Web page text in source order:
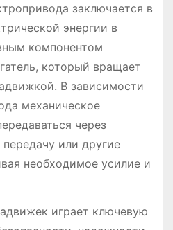
заключается в
энергии в
компонентом
который вращает
В зависимости
механическое
через
или другие
необходимое усилие и
играет ключевую